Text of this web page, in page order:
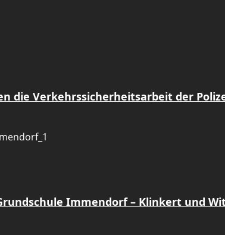
die Verkehrssicherheitsarbeit der
Immendorf – Klinkert und